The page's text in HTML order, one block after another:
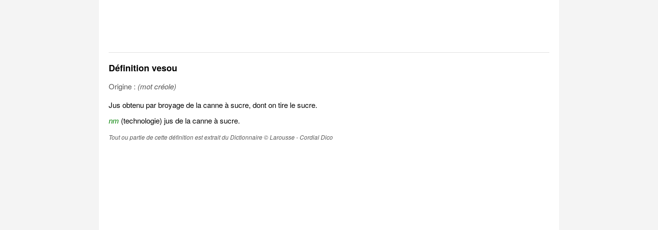
Définition vesou
Origine : (mot créole)
Jus obtenu par broyage de la canne à sucre, dont on tire le sucre.
nm (technologie) jus de la canne à sucre.
Tout ou partie de cette définition est extrait du Dictionnaire © Larousse - Cordial Dico